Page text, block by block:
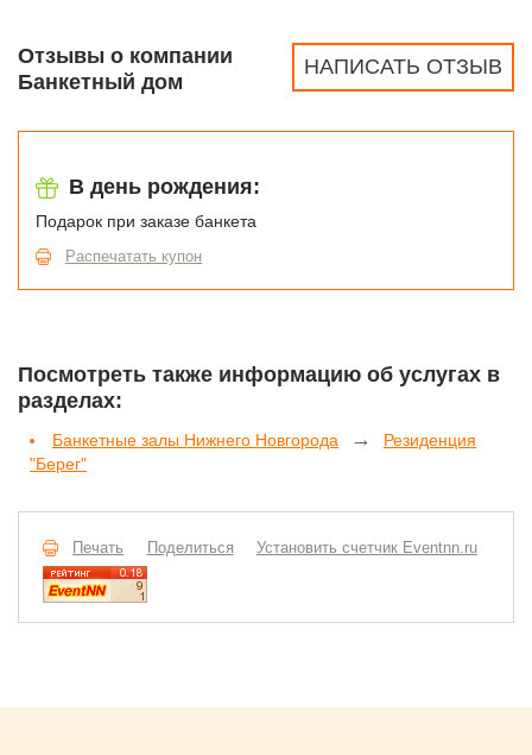
НАПИСАТЬ ОТЗЫВ
Отзывы о компании
Банкетный дом
В день рождения:
Подарок при заказе банкета
Распечатать купон
Посмотреть также информацию об услугах в
разделах:
Банкетные залы Нижнего Новгорода →
Резиденция
"Берег"
Печать Поделиться Установить счетчик Eventnn.ru